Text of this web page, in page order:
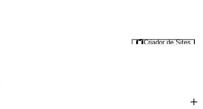
Criador de Sites